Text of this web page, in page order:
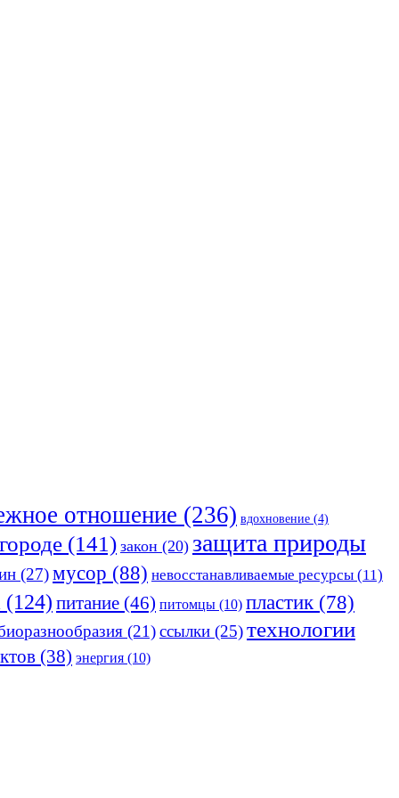
отношение (236) вдохновение (4)
(141) закон (20) защита природы
(27)мусор (88) невосстанавливаемые ресурсы (11)
(124) питание (46) питомцы (10) пластик (78)
(21)ссылки (25)технологии
(38) энергия (10)